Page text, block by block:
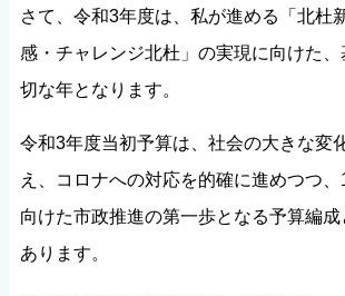
さて、令和3年度は、私が進める「北杜
感・チャレンジ北杜」の実現に向けた
切な年となります。
令和3年度当初予算は、社会の大きな変
え、コロナへの対応を的確に進めつつ
向けた市政推進の第一歩となる予算編
あります。